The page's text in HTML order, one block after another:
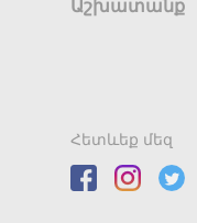
Աշխատանք
Հետևեք մեզ